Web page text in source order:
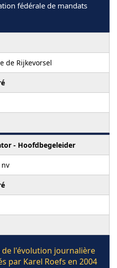
fédérale de mandats
de Rijkevorsel
- Hoofdbegeleider
l'évolution journalière
par Karel Roefs en 2004